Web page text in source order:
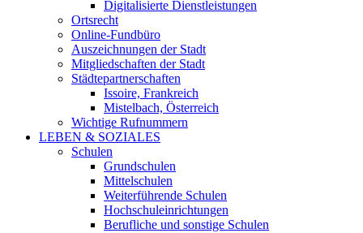
Digitalisierte Dienstleistungen
Ortsrecht
Online-Fundbüro
Auszeichnungen der Stadt
Mitgliedschaften der Stadt
Städtepartnerschaften
Issoire, Frankreich
Mistelbach, Österreich
Wichtige Rufnummern
LEBEN & SOZIALES
Schulen
Grundschulen
Mittelschulen
Weiterführende Schulen
Hochschuleinrichtungen
Berufliche und sonstige Schulen